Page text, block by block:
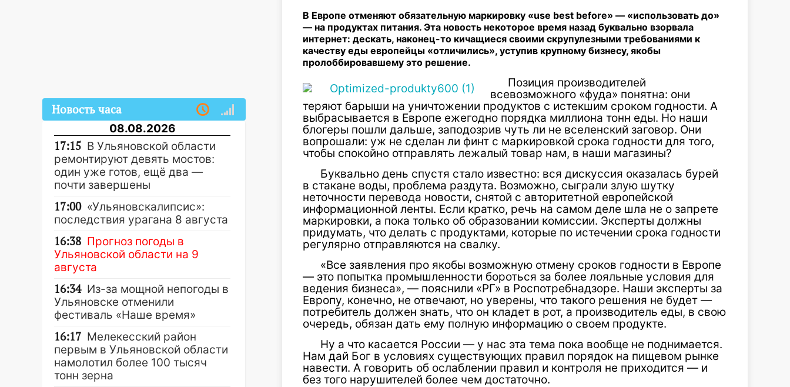
В Европе отменяют обязательную маркировку «use best before» — «использовать до»
— на продуктах питания. Эта новость некоторое время назад буквально взорвала
интернет: дескать, наконец-то кичащиеся своими скрупулезными требованиями к
качеству еды европейцы «отличились», уступив крупному бизнесу, якобы
пролоббировавшему это решение.
Позиция производителей
всевозможного «фуда» понятна: они
теряют барыши на уничтожении продуктов с истекшим сроком годности. А
выбрасывается в Европе ежегодно порядка миллиона тонн еды. Но наши
блогеры пошли дальше, заподозрив чуть ли не вселенский заговор. Они
вопрошали: уж не сделан ли финт с маркировкой срока годности для того,
чтобы спокойно отправлять лежалый товар нам, в наши магазины?
Буквально день спустя стало известно: вся дискуссия оказалась бурей
в стакане воды, проблема раздута. Возможно, сыграли злую шутку
неточности перевода новости, снятой с авторитетной европейской
информационной ленты. Если кратко, речь на самом деле шла не о запрете
маркировки, а пока только об образовании комиссии. Эксперты должны
придумать, что делать с продуктами, которые по истечении срока годности
регулярно отправляются на свалку.
«Все заявления про якобы возможную отмену сроков годности в Европе
— это попытка промышленности бороться за более лояльные условия для
ведения бизнеса», — пояснили «РГ» в Роспотребнадзоре. Наши эксперты за
Европу, конечно, не отвечают, но уверены, что такого решения не будет —
потребитель должен знать, что он кладет в рот, а производитель еды, в свою
очередь, обязан дать ему полную информацию о своем продукте.
Ну а что касается России — у нас эта тема пока вообще не поднимается.
Нам дай Бог в условиях существующих правил порядок на пищевом рынке
навести. А говорить об ослаблении правил и контроля не приходится — и
без того нарушителей более чем достаточно.
Новость часа
08.08.2026
17:15 В Ульяновской области
ремонтируют девять мостов:
один уже готов, ещё два —
почти завершены
17:00 «Ульяновскалипсис»:
последствия урагана 8 августа
16:38 Прогноз погоды в
Ульяновской области на 9
августа
16:34 Из-за мощной непогоды в
Ульяновске отменили
фестиваль «Наше время»
16:17 Мелекесский район
первым в Ульяновской области
намолотил более 100 тысяч
тонн зерна